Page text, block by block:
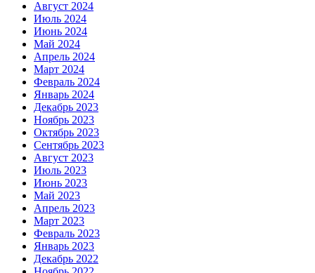
Август 2024
Июль 2024
Июнь 2024
Май 2024
Апрель 2024
Март 2024
Февраль 2024
Январь 2024
Декабрь 2023
Ноябрь 2023
Октябрь 2023
Сентябрь 2023
Август 2023
Июль 2023
Июнь 2023
Май 2023
Апрель 2023
Март 2023
Февраль 2023
Январь 2023
Декабрь 2022